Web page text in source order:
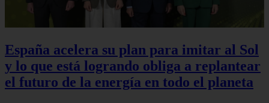
España acelera su plan para imitar al Sol
y lo que está logrando obliga a replantear
el futuro de la energía en todo el planeta